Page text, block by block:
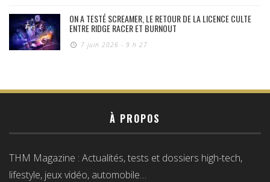
ON A TESTÉ SCREAMER, LE RETOUR DE LA LICENCE CULTE
ENTRE RIDGE RACER ET BURNOUT
7 juin 2026 - 9 h 27
À PROPOS
THM Magazine : Actualités, tests et dossiers high-tech,
lifestyle, jeux vidéo, automobile…